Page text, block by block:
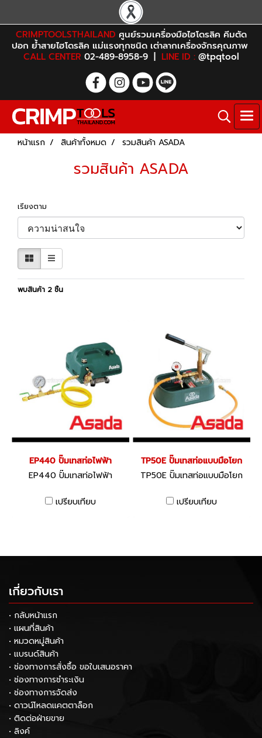
CRIMPTOOLSTHAILAND ศูนย์รวมเครื่องมือไฮโดรลิค คีมตัด
ปอก ย้ำสายไฮโดรลิค แม่แรงทุกชนิด เต่าลากเครื่องจักรคุณภาพ
CALL CENTER 02-489-8958-9 | LINE ID :@tpqtool
หน้าแรก สินค้าทั้งหมด รวมสินค้า ASADA
รวมสินค้า ASADA
เรียงตาม
พบสินค้า 2 ชิ้น
EP440 ปั๊มเทสท่อไฟฟ้า
EP440 ปั๊มเทสท่อไฟฟ้า
เปรียบเทียบ
TP50E ปั๊มเทสท่อแบบมือโยก
TP50E ปั๊มเทสท่อแบบมือโยก
เปรียบเทียบ
เกี่ยวกับเรา
• กลับหน้าแรก
• แผนที่สินค้า
• หมวดหมู่สินค้า
• แบรนด์สินค้า
• ช่องทางการสั่งซื้อ ขอใบเสนอราคา
• ช่องทางการชำระเงิน
• ช่องทางการจัดส่ง
• ดาวน์โหลดแคตตาล็อก
• ติดต่อฝ่ายขาย
• ลิงค์